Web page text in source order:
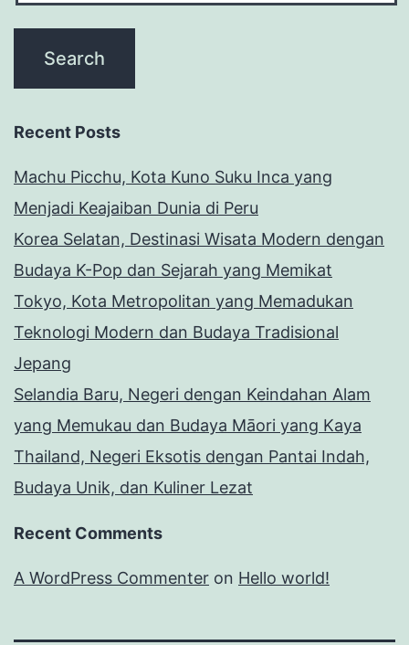
Recent Posts
Machu Picchu, Kota Kuno Suku Inca yang
Menjadi Keajaiban Dunia di Peru
Korea Selatan, Destinasi Wisata Modern dengan
Budaya K-Pop dan Sejarah yang Memikat
Tokyo, Kota Metropolitan yang Memadukan
Teknologi Modern dan Budaya Tradisional
Jepang
Selandia Baru, Negeri dengan Keindahan Alam
yang Memukau dan Budaya Māori yang Kaya
Thailand, Negeri Eksotis dengan Pantai Indah,
Budaya Unik, dan Kuliner Lezat
Recent Comments
A WordPress Commenter on Hello world!